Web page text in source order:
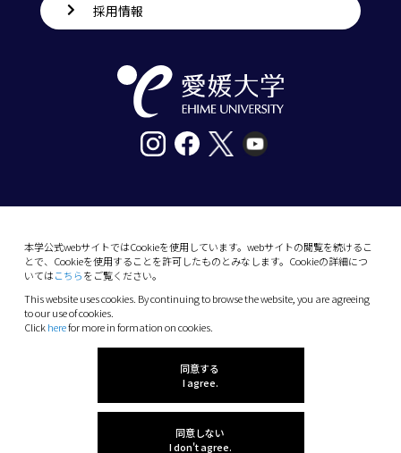
本学公式webサイトではCookieを使用しています。webサイトの閲覧を続けるこ
とで、Cookieを使用することを許可したものとみなします。Cookieの詳細につ
いてはこちらをご覧ください。
This website uses cookies. By continuing to browse the website, you are agreeing
to our use of cookies.
Clickherefor more in formation on cookies.
同意する
I agree.
同意しない
I don't agree.
採用情報
10-13 Dogo-Himata, Matsuyama, Ehime 790-
Phone: +81 89-927-9000
(C) 2026 Ehime University.